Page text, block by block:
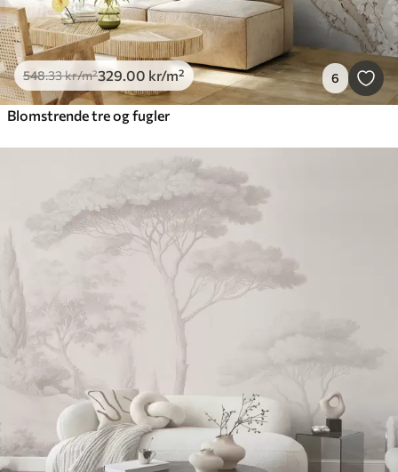
548.33kr/m²329.00 kr/m² 6
Blomstrende tre og fugler